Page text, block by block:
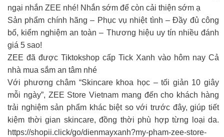
ngại nhắn ZEE nhé! Nhắn sớm để còn cải thiện sớm ạ
Sản phẩm chính hãng – Phục vụ nhiệt tình – Đầy đủ công
bố, kiểm nghiệm an toàn – Thương hiệu uy tín nhiều đánh
giá 5 sao!
ZEE đã được Tiktokshop cấp Tick Xanh vào hôm nay Cả
nhà mua sắm an tâm nhé
Với phương châm “Skincare khoa học – tối giản 10 giây
mỗi ngày”, ZEE Store Vietnam mang đến cho khách hàng
trải nghiệm sản phẩm khác biệt so với trước đây, giúp tiết
kiệm thời gian skincare, đồng thời phù hợp từng loại da.
https://shopii.click/go/dienmayxanh?my-pham-zee-store-